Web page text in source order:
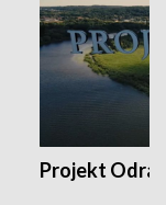
Projekt Odra